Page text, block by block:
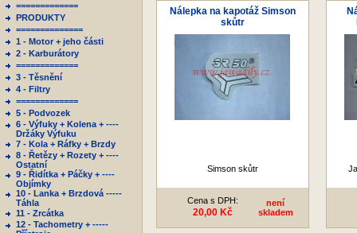
=============
PRODUKTY
==============
1 - Motor + jeho části
2 - Karburátory
=============
3 - Těsnění
4 - Filtry
=============
5 - Podvozek
6 - Výfuky + Kolena + ----
Držáky Výfuku
7 - Kola + Ráfky + Brzdy
8 - Řetězy + Rozety + ----
Ostatní
9 - Řidítka + Páčky + ----
Objímky
10 - Lanka + Brzdová -----
Táhla
11 - Zrcátka
12 - Tachometry + -----
Nálepka na kapotáž Simson
skůtr
Simson skůtr
Cena s DPH:
20,00 Kč
není
skladem